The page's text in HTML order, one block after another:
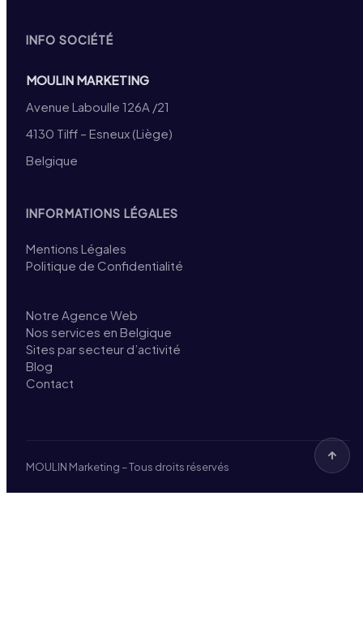
INFO SOCIÉTÉ
MOULIN MARKETING
Avenue Laboulle 126A /21
4130 Tilff – Esneux (Liège)
Belgique
INFORMATIONS LÉGALES
Mentions Légales
Politique de Confidentialité
Notre Agence Web
Nos services en Belgique
Sites par secteur d’activité
Blog
Contact
MOULIN Marketing – Tous droits réservés